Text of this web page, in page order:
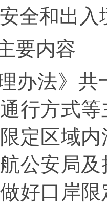
全和出入
要内容
办法》共
通行方式
定区域内
公安局
好口岸